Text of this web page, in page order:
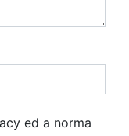
ed a norma